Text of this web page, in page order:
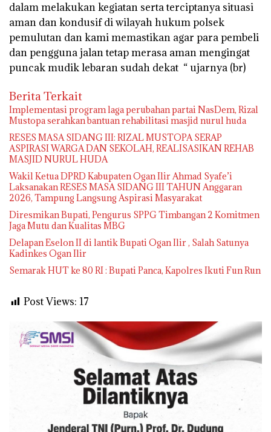
dalam melakukan kegiatan serta terciptanya situasi
aman dan kondusif di wilayah hukum polsek
pemulutan dan kami memastikan agar para pembeli
dan pengguna jalan tetap merasa aman mengingat
puncak mudik lebaran sudah dekat “ ujarnya (br)
Berita Terkait
Implementasi program laga perubahan partai NasDem, Rizal
RESES MASA SIDANG III: RIZAL MUSTOPA SERAP
ASPIRASI WARGA DAN SEKOLAH, REALISASIKAN REHAB
MASJID NURUL HUDA
Wakil Ketua DPRD Kabupaten Ogan Ilir Ahmad Syafe’i
Laksanakan RESES MASA SIDANG III TAHUN Anggaran
2026, Tampung Langsung Aspirasi Masyarakat
Diresmikan Bupati, Pengurus SPPG Timbangan 2 Komitmen
Jaga Mutu dan Kualitas MBG
Delapan Eselon II di lantik Bupati Ogan Ilir , Salah Satunya
Kadinkes Ogan Ilir
Semarak HUT ke 80 RI : Bupati Panca, Kapolres Ikuti Fun Run
Post Views: 17